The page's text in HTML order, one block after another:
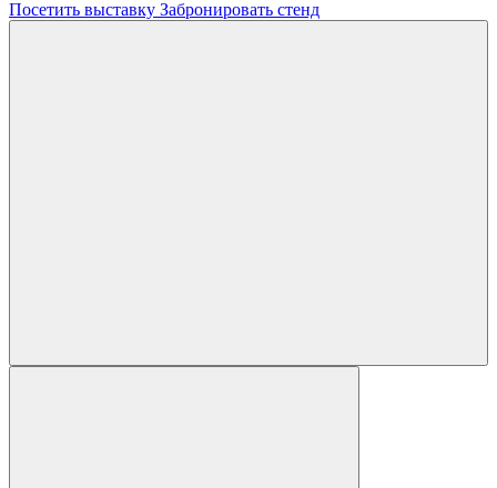
Посетить выставку Забронировать стенд